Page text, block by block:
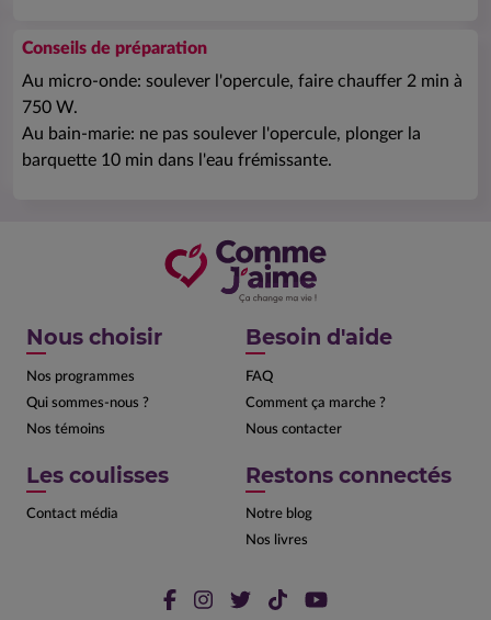
Conseils de préparation
Au micro-onde: soulever l'opercule, faire chauffer 2 min à
750 W.
Au bain-marie: ne pas soulever l'opercule, plonger la
barquette 10 min dans l'eau frémissante.
Nous choisir
Nos programmes
Qui sommes-nous ?
Nos témoins
Besoin d'aide
FAQ
Comment ça marche ?
Nous contacter
Les coulisses
Contact média
Restons connectés
Notre blog
Nos livres